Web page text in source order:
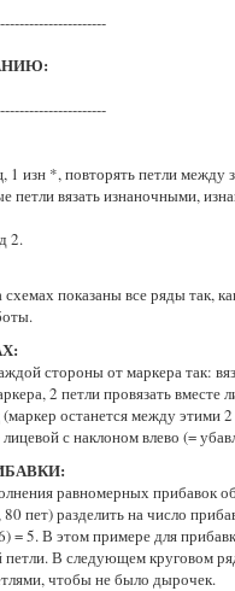
изн *, повторять петли между
петли вязать изнаночными,
2.
показаны все ряды так,
стороны от маркера так:
2 петли провязать вместе
останется между этими
с наклоном влево (=
равномерных прибавок
пет) разделить на число
= 5. В этом примере для
петли. В следующем круговом
чтобы не было дырочек.